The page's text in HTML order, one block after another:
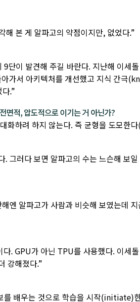
해 본 게 알파고의 약점이지만, 없었다.”
단이 발견해 주길 바란다. 지난해 이세
가서 아키텍처를 개선했고 지식 간극
.”
면적, 압도적으로 이기는 거 아닌가?
화하려 하지 않는다. 즉 균형을 도모한
그러다 보면 알파고의 수는 느슨해 보일
엔 알파고가 사람과 비슷해 보였는데 지
. GPU가 아닌 TPU를 사용했다. 이세
강해졌다.”
를 배우는 것으로 학습을 시작(initiate)